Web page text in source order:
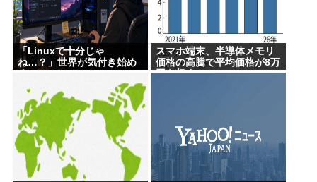
「Linuxで十分じゃ
ね…？」世界が気付き始め
る
スマホ端末、半導体メモリ
価格の高騰で平均価格が8万
円を超す